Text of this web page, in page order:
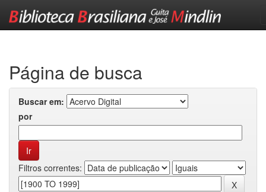
Página de busca
Buscar em:
por
Filtros correntes: